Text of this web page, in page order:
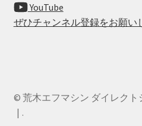
YouTube
ぜひチャンネル登録をお願い
© 荒木エフマシン ダイレクト
.